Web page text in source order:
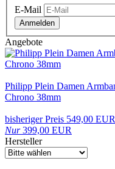
E-Mail
Anmelden
Angebote
Philipp Plein Damen
Chrono 38mm
bisheriger Preis 549,00 EUR
Nur399,00 EUR
Hersteller